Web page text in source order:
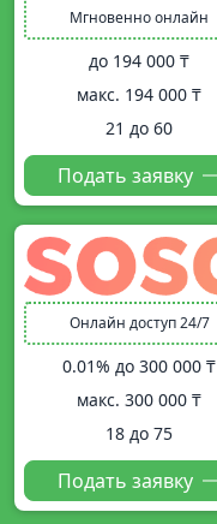
Мгновенно онлайн
до 194 000 ₸
макс. 194 000 ₸
21 до 60
Подать заявку
Онлайн доступ 24/7
0.01% до 300 000 ₸
макс. 300 000 ₸
18 до 75
Подать заявку